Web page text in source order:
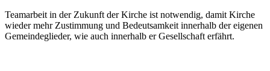
Teamarbeit in der Zukunft der Kirche ist notwendig, damit Kirche
wieder mehr Zustimmung und Bedeutsamkeit innerhalb der eigenen
Gemeindeglieder, wie auch innerhalb er Gesellschaft erfährt.